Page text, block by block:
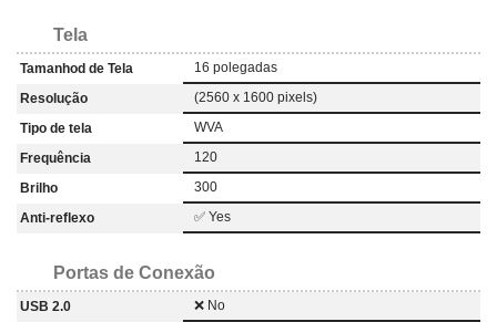
Tela
Tamanhod de Tela
16 polegadas
Resolução
(2560 x 1600 pixels)
Tipo de tela
WVA
Frequência
120
Brilho
300
Anti-reflexo
✅ Yes
Portas de Conexão
USB 2.0
❌ No